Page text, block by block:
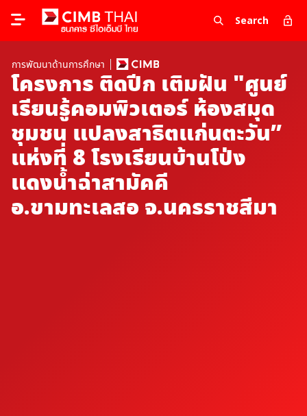
Search
การพัฒนาด้านการศึกษา
โครงการ ติดปีก เติมฝัน "ศูนย์
เรียนรู้คอมพิวเตอร์ ห้องสมุด
ชุมชน แปลงสาธิตแก่นตะวัน”
แห่งที่ 8 โรงเรียนบ้านโป่ง
แดงน้ำฉ่าสามัคคี
อ.ขามทะเลสอ จ.นครราชสีมา